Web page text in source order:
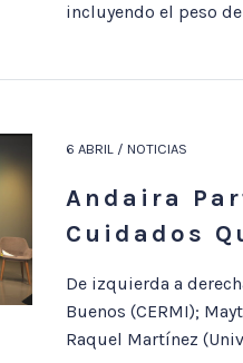
incluyendo el peso
6 ABRIL / NOTICIAS
Andaira
Cuidados
De izquierda a
Buenos (CERMI);
Raquel Martínez